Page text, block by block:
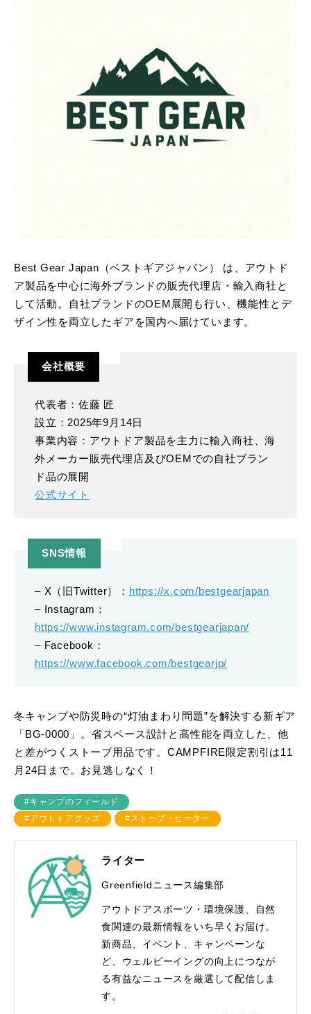
Best Gear Japan（ベストギアジャパン） は、アウトド
ア製品を中心に海外ブランドの販売代理店・輸入商社と
して活動。自社ブランドのOEM展開も行い、機能性とデ
ザイン性を両立したギアを国内へ届けています。
会社概要
代表者：佐藤 匠
設立：2025年9月14日
事業内容：アウトドア製品を主力に輸入商社、海
外メーカー販売代理店及びOEMでの自社ブラン
ド品の展開
公式サイト
SNS情報
– X（旧Twitter）： https://x.com/bestgearjapan
– Instagram：
https://www.instagram.com/bestgearjapan/
– Facebook：
https://www.facebook.com/bestgearjp/
冬キャンプや防災時の“灯油まわり問題”を解決する新ギア
「BG-0000」。省スペース設計と高性能を両立した、他
と差がつくストーブ用品です。CAMPFIRE限定割引は11
月24日まで。お見逃しなく！
#キャンプのフィールド
#アウトドアグッズ
#ストーブ・ヒーター
ライター
Greenfieldニュース編集部
アウトドアスポーツ・環境保護、自然
食関連の最新情報をいち早くお届け。
新商品、イベント、キャンペーンな
ど、ウェルビーイングの向上につなが
る有益なニュースを厳選して配信しま
す。